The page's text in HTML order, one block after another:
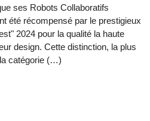
ses Robots Collaboratifs
été récompensé par le prestigieux
2024 pour la qualité la haute
design. Cette distinction, la plus
catégorie (…)